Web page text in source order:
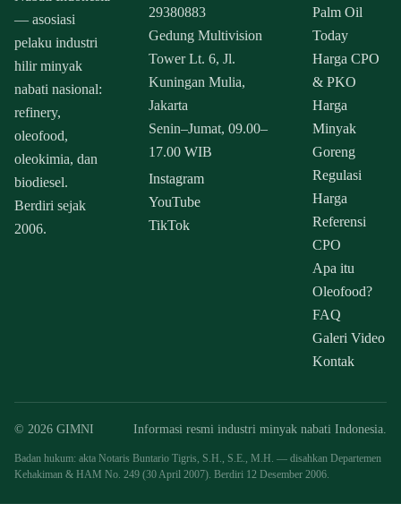
— asosiasi
pelaku industri
hilir minyak
nabati nasional:
refinery,
oleofood,
oleokimia, dan
biodiesel.
Berdiri sejak
2006.
29380883
Gedung Multivision
Tower Lt. 6, Jl.
Kuningan Mulia,
Jakarta
Senin–Jumat, 09.00–
17.00 WIB
Instagram
YouTube
TikTok
Palm Oil
Today
Harga CPO
& PKO
Harga
Minyak
Goreng
Regulasi
Harga
Referensi
CPO
Apa itu
Oleofood?
FAQ
Galeri Video
Kontak
© 2026 GIMNI Informasi resmi industri minyak nabati Indonesia.
Badan hukum: akta Notaris Buntario Tigris, S.H., S.E., M.H. — disahkan Departemen
Kehakiman & HAM No. 249 (30 April 2007). Berdiri 12 Desember 2006.